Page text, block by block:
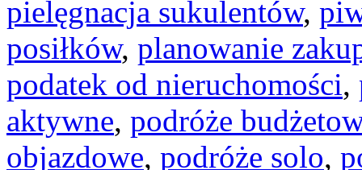
pielęgnacja sukulentów,
posiłków, planowanie
podatek od nieruchomości,
aktywne, podróże
objazdowe, podróże solo,